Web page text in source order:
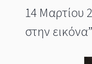
14 Μαρτίου
στην